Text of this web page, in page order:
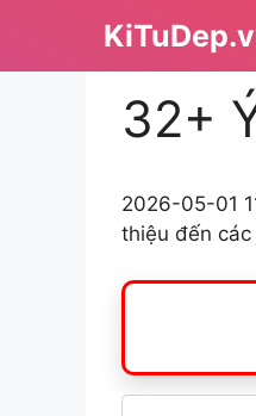
nội
32+
2026-05-01
thiệu đến